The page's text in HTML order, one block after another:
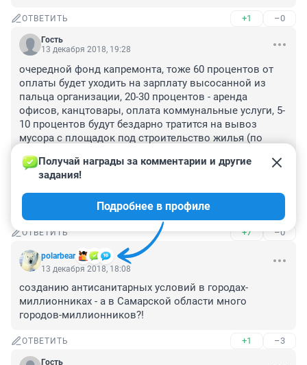
ОТВЕТИТЬ +1 –0
Гость
13 декабря 2018, 19:28
очередной фонд капремонта, тоже 60 процентов от
оплаты будет уходить на зарплату высосанной из
пальца организации, 20-30 процентов - аренда
офисов, канцтовары, оплата коммунальные услуги, 5-
10 процентов будут бездарно тратится на вывоз
мусора с площадок под строительство жилья (по
покупку транспорта, чтобы их погасить будут
увеличивать тариф оплаты или расчетный объем
мусора на человека.
а кто хозяин этого оператора?
ОТВЕТИТЬ +7 –0
polarbear
Получай награды за комментарии и другие
задания!
Подробнее в профиле
13 декабря 2018, 18:08
созданию антисанитарных условий в городах-
миллионниках - а в Самарской области много
городов-миллионников?!
ОТВЕТИТЬ +1 –3
Гость